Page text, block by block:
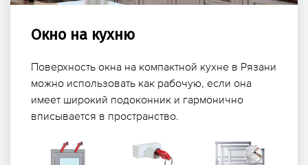
Окно на кухню
Поверхность окна на компактной кухне в Рязани
можно использовать как рабочую, если она
имеет широкий подоконник и гармонично
вписывается в пространство.